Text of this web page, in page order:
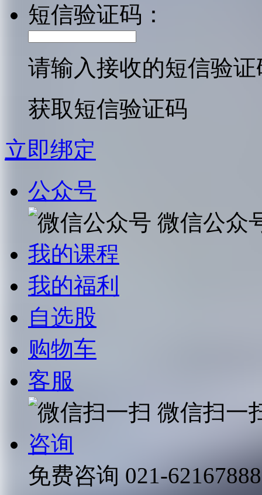
短信验证码：
请输入接收的短信验证
获取短信验证码
立即绑定
公众号
微信公众
我的课程
我的福利
自选股
购物车
客服
微信扫一
咨询
免费咨询 021-62167888